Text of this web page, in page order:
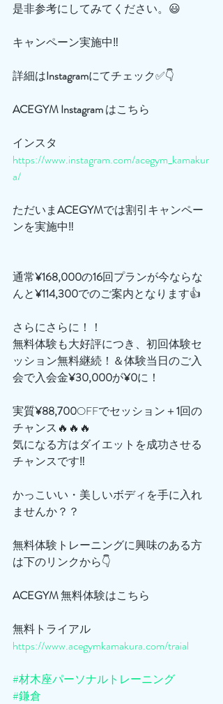
是非参考にしてみてください。😃
キャンペーン実施中‼️
詳細はInstagramにてチェック✅👇
ACEGYMInstagram はこちら
インスタ
https://www.instagram.com/acegym_kamakur
a/
ただいまACEGYMでは割引キャンペー
ンを実施中‼️
通常¥168,000の16回プランが今ならな
んと¥114,300でのご案内となります👍
さらにさらに！！
無料体験も大好評につき、初回体験セ
ッション無料継続！＆体験当日のご入
会で入会金¥30,000が¥0に！
実質¥88,700OFFでセッション＋1回の
チャンス🔥🔥🔥
気になる方はダイエットを成功させる
チャンスです‼️
かっこいい・美しいボディを手に入れ
ませんか？？
無料体験トレーニングに興味のある方
は下のリンクから👇
ACEGYM 無料体験はこちら
無料トライアル
https://www.acegymkamakura.com/traial
#材木座パーソナルトレーニング
#鎌倉